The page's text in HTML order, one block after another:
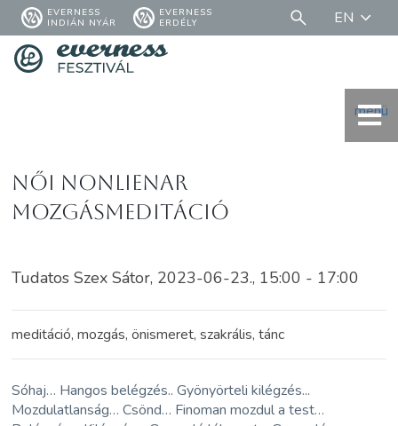
EVERNESS
INDIÁN NYÁR
EVERNESS
ERDÉLY
EN
menü
Női NonLienar
Mozgásmeditáció
Tudatos Szex Sátor, 2023-06-23., 15:00 - 17:00
meditáció, mozgás, önismeret, szakrális, tánc
Sóhaj… Hangos belégzés.. Gyönyörteli kilégzés...
Mozdulatlanság… Csönd… Finoman mozdul a test…